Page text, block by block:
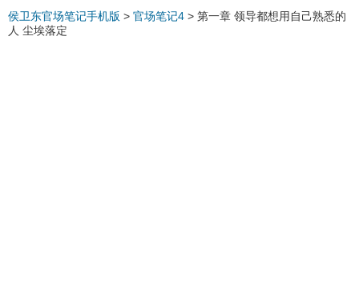
侯卫东官场笔记手机版 > 官场笔记4 > 第一章 领导都想用自己熟悉的
人 尘埃落定